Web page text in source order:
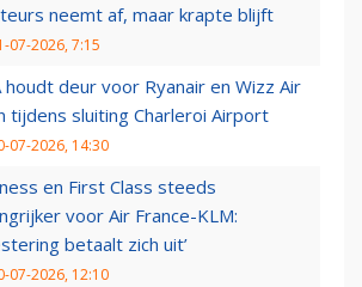
neemt af, maar krapte blijft
07-2026, 7:15
houdt deur voor Ryanair en Wizz Air
tijdens sluiting Charleroi Airport
07-2026, 14:30
en First Class steeds
voor Air France-KLM:
betaalt zich uit’
07-2026, 12:10